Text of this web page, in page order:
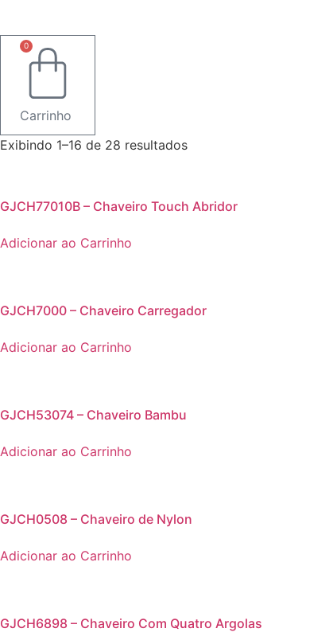
0
Carrinho
Exibindo 1–16 de 28 resultadosSorted
GJCH77010B – Chaveiro Touch Abridor
Adicionar ao Carrinho
GJCH7000 – Chaveiro Carregador
Adicionar ao Carrinho
GJCH53074 – Chaveiro Bambu
Adicionar ao Carrinho
GJCH0508 – Chaveiro de Nylon
Adicionar ao Carrinho
GJCH6898 – Chaveiro Com Quatro Argolas